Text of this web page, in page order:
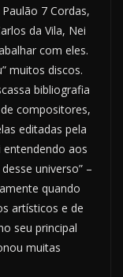
7 Cordas,
da Vila, Nei
com eles.
muitos discos.
bibliografia
compositores,
editadas pela
aos
universo” –
quando
artísticos e de
seu principal
muitas